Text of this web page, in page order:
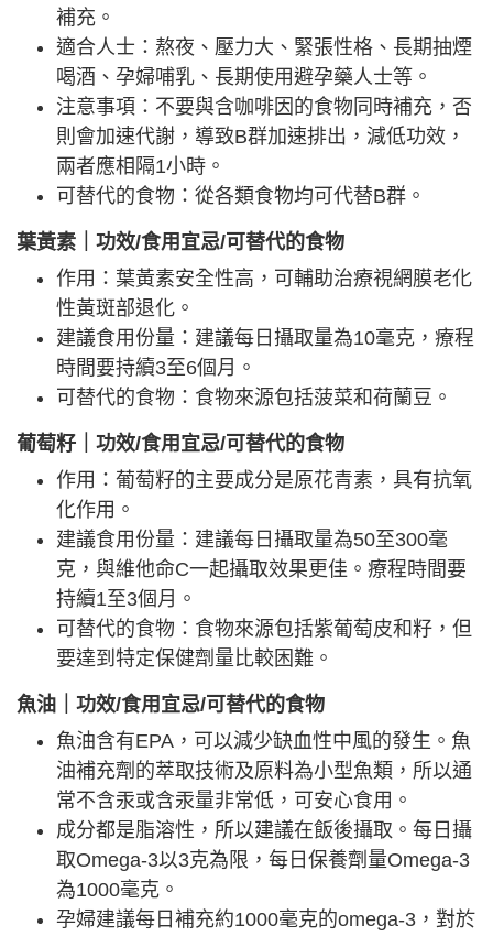
補充。
適合人士：熬夜、壓力大、緊張性格、長期抽煙
喝酒、孕婦哺乳、長期使用避孕藥人士等。
注意事項：不要與含咖啡因的食物同時補充，否
則會加速代謝，導致B群加速排出，減低功效，
兩者應相隔1小時。
可替代的食物：從各類食物均可代替B群。
葉黃素｜功效/食用宜忌/可替代的食物
作用：葉黃素安全性高，可輔助治療視網膜老化
性黃斑部退化。
建議食用份量：建議每日攝取量為10毫克，療程
時間要持續3至6個月。
可替代的食物：食物來源包括菠菜和荷蘭豆。
葡萄籽｜功效/食用宜忌/可替代的食物
作用：葡萄籽的主要成分是原花青素，具有抗氧
化作用。
建議食用份量：建議每日攝取量為50至300毫
克，與維他命C一起攝取效果更佳。療程時間要
持續1至3個月。
可替代的食物：食物來源包括紫葡萄皮和籽，但
要達到特定保健劑量比較困難。
魚油｜功效/食用宜忌/可替代的食物
魚油含有EPA，可以減少缺血性中風的發生。魚
油補充劑的萃取技術及原料為小型魚類，所以通
常不含汞或含汞量非常低，可安心食用。
成分都是脂溶性，所以建議在飯後攝取。每日攝
取Omega-3以3克為限，每日保養劑量Omega-3
為1000毫克。
孕婦建議每日補充約1000毫克的omega-3，對於